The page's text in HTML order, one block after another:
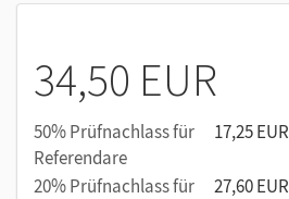
34,50 EUR
50% Prüfnachlass für
Referendare
17,25 EUR
20% Prüfnachlass für
27,60 EUR